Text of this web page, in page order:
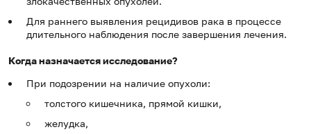
Для раннего выявления рецидивов рака в процессе
длительного наблюдения после завершения лечения.
Когда назначается исследование?
При подозрении на наличие опухоли:
толстого кишечника, прямой кишки,
желудка,